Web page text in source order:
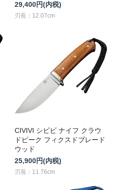
29,400円(内税)
刃長：12.07cm
CIVIVI シビビ ナイフ クラウ
ドピーク フィクスドブレード
ウッド
25,900円(内税)
刃長：11.76cm